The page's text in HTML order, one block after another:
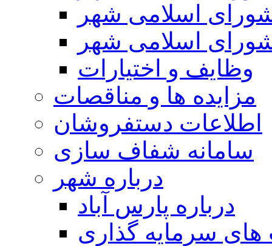
اسلامی شهر
اسلامی شهر
وظایف و اختیارات
مزایده ها و مناقصات
اطلاعات دستفروشان
سامانه شفاف سازی
درباره شهر
درباره پارس آباد
سرمایه گذاری